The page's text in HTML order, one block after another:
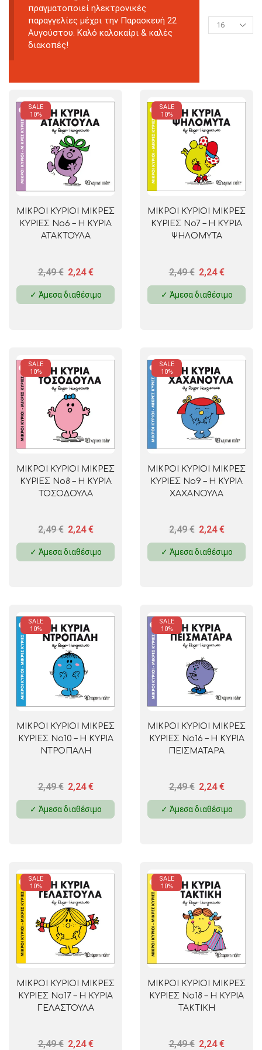
πραγματοποιεί ηλεκτρονικές
παραγγελίες μέχρι την Παρασκευή 22
Αυγούστου. Καλό καλοκαίρι & καλές
διακοπές!
SALE
10%
ΜΙΚΡΟΙ ΚΥΡΙΟΙ ΜΙΚΡΕΣ
ΚΥΡΙΕΣ No6 – Η ΚΥΡΙΑ
ΑΤΑΚΤΟΥΛΑ
2,49€ 2,24€
✓ Άμεσα διαθέσιμο
SALE
10%
ΜΙΚΡΟΙ ΚΥΡΙΟΙ ΜΙΚΡΕΣ
ΚΥΡΙΕΣ No7 – Η ΚΥΡΙΑ
ΨΗΛΟΜΥΤΑ
2,49€ 2,24€
✓ Άμεσα διαθέσιμο
SALE
10%
ΜΙΚΡΟΙ ΚΥΡΙΟΙ ΜΙΚΡΕΣ
ΚΥΡΙΕΣ No8 – Η ΚΥΡΙΑ
ΤΟΣΟΔΟΥΛΑ
2,49€ 2,24€
✓ Άμεσα διαθέσιμο
SALE
10%
ΜΙΚΡΟΙ ΚΥΡΙΟΙ ΜΙΚΡΕΣ
ΚΥΡΙΕΣ No9 – Η ΚΥΡΙΑ
ΧΑΧΑΝΟΥΛΑ
2,49€ 2,24€
✓ Άμεσα διαθέσιμο
SALE
10%
ΜΙΚΡΟΙ ΚΥΡΙΟΙ ΜΙΚΡΕΣ
ΚΥΡΙΕΣ No10 – Η ΚΥΡΙΑ
ΝΤΡΟΠΑΛΗ
2,49€ 2,24€
✓ Άμεσα διαθέσιμο
SALE
10%
ΜΙΚΡΟΙ ΚΥΡΙΟΙ ΜΙΚΡΕΣ
ΚΥΡΙΕΣ No16 – Η ΚΥΡΙΑ
ΠΕΙΣΜΑΤΑΡΑ
2,49€ 2,24€
✓ Άμεσα διαθέσιμο
SALE
10%
ΜΙΚΡΟΙ ΚΥΡΙΟΙ ΜΙΚΡΕΣ
ΚΥΡΙΕΣ No17 – Η ΚΥΡΙΑ
ΓΕΛΑΣΤΟΥΛΑ
2,49€ 2,24€
SALE
10%
ΜΙΚΡΟΙ ΚΥΡΙΟΙ ΜΙΚΡΕΣ
ΚΥΡΙΕΣ No18 – Η ΚΥΡΙΑ
ΤΑΚΤΙΚΗ
2,49€ 2,24€